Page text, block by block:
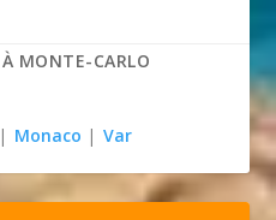
MONTE-CARLO
| Monaco | Var